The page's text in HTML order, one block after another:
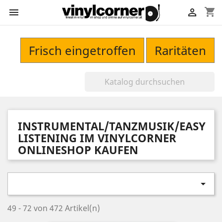
 shopping_cart

Frisch eingetroffen Raritäten
INSTRUMENTAL/TANZMUSIK/EASY
LISTENING IM VINYLCORNER
ONLINESHOP KAUFEN

49 - 72 von 472 Artikel(n)